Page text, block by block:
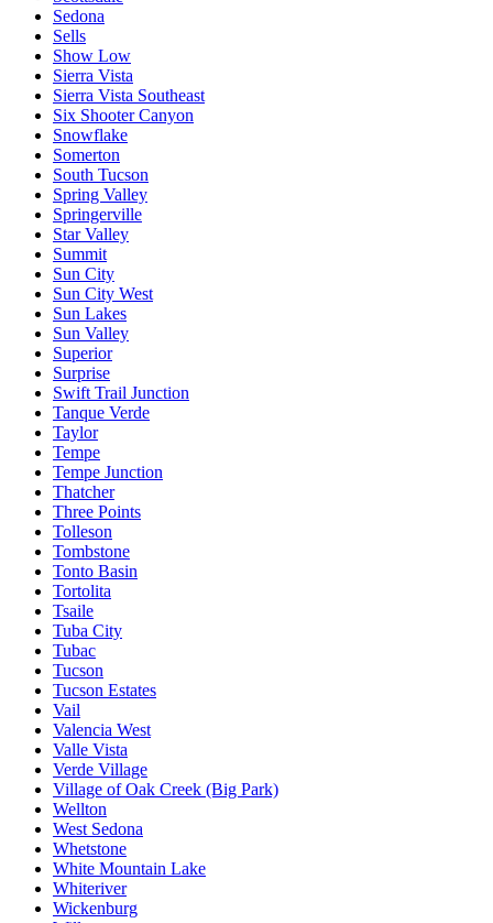
Sedona
Sells
Show Low
Sierra Vista
Sierra Vista Southeast
Six Shooter Canyon
Snowflake
Somerton
South Tucson
Spring Valley
Springerville
Star Valley
Summit
Sun City
Sun City West
Sun Lakes
Sun Valley
Superior
Surprise
Swift Trail Junction
Tanque Verde
Taylor
Tempe
Tempe Junction
Thatcher
Three Points
Tolleson
Tombstone
Tonto Basin
Tortolita
Tsaile
Tuba City
Tubac
Tucson
Tucson Estates
Vail
Valencia West
Valle Vista
Verde Village
Village of Oak Creek (Big Park)
Wellton
West Sedona
Whetstone
White Mountain Lake
Whiteriver
Wickenburg